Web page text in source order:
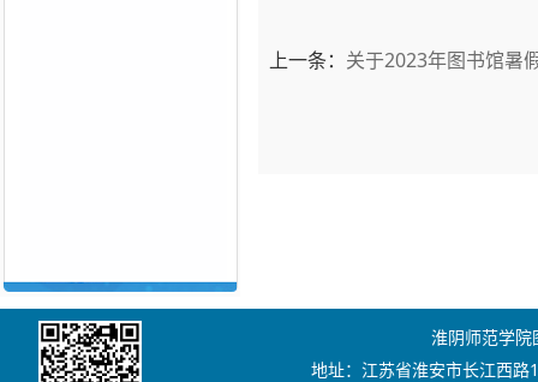
上一条： 关于2023年图书馆暑
淮阴师范学
地址：江苏省淮安市长江西